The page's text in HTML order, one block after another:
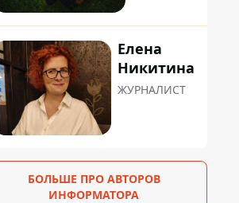
Елена
Никитина
ЖУРНАЛИСТ
БОЛЬШЕ ПРО АВТОРОВ
ИНФОРМАТОРА